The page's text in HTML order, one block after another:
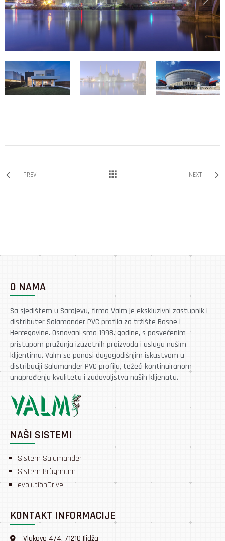
PREV NEXT
O NAMA
Sa sjedištem u Sarajevu, firma Valm je ekskluzivni zastupnik i
distributer Salamander PVC profila za tržište Bosne i
Hercegovine. Osnovani smo 1998. godine, s posvećenim
pristupom pružanja izuzetnih proizvoda i usluga našim
klijentima. Valm se ponosi dugogodišnjim iskustvom u
distribuciji Salamander PVC profila, težeći kontinuiranom
unapređenju kvaliteta i zadovoljstva naših klijenata.
NAŠI SISTEMI
Sistem Salamander
Sistem Brügmann
evolutionDrive
KONTAKT INFORMACIJE
Vlakovo 474, 71210 Ilidža